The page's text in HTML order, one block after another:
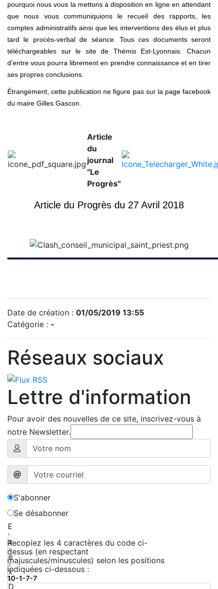
pourquoi nous vous la mettons à disposition en ligne en attendant
que nous vous communiquions le recueil des rapports, les
comptes administratifs ainsi que les interventions des élus et plus
tard le procès-verbal de séance. Tous ces documents seront
téléchargeables sur le site de Thémis Est-Lyonnais. Chacun
d’entre vous pourra librement en prendre connaissance et en tirer
ses propres conclusions.
Étrangement, cette publication ne figure pas sur la page facebook
du maire Gilles Gascon.
Article
du
journal
"Le
Progrès"
Article du Progrès du 27 Avril 2018
Date de création : 01/05/2019 13:55
Catégorie : -
Réseaux sociaux
Lettre d'information
Pour avoir des nouvelles de ce site, inscrivez-vous à
notre Newsletter.
S'abonner
Se désabonner
E
1
x
2
e
3
x
4
D
Recopiez les 4 caractères du code ci-
dessus (en respectant
majuscules/minuscules) selon les positions
indiquées ci-dessous :
10-1-7-7